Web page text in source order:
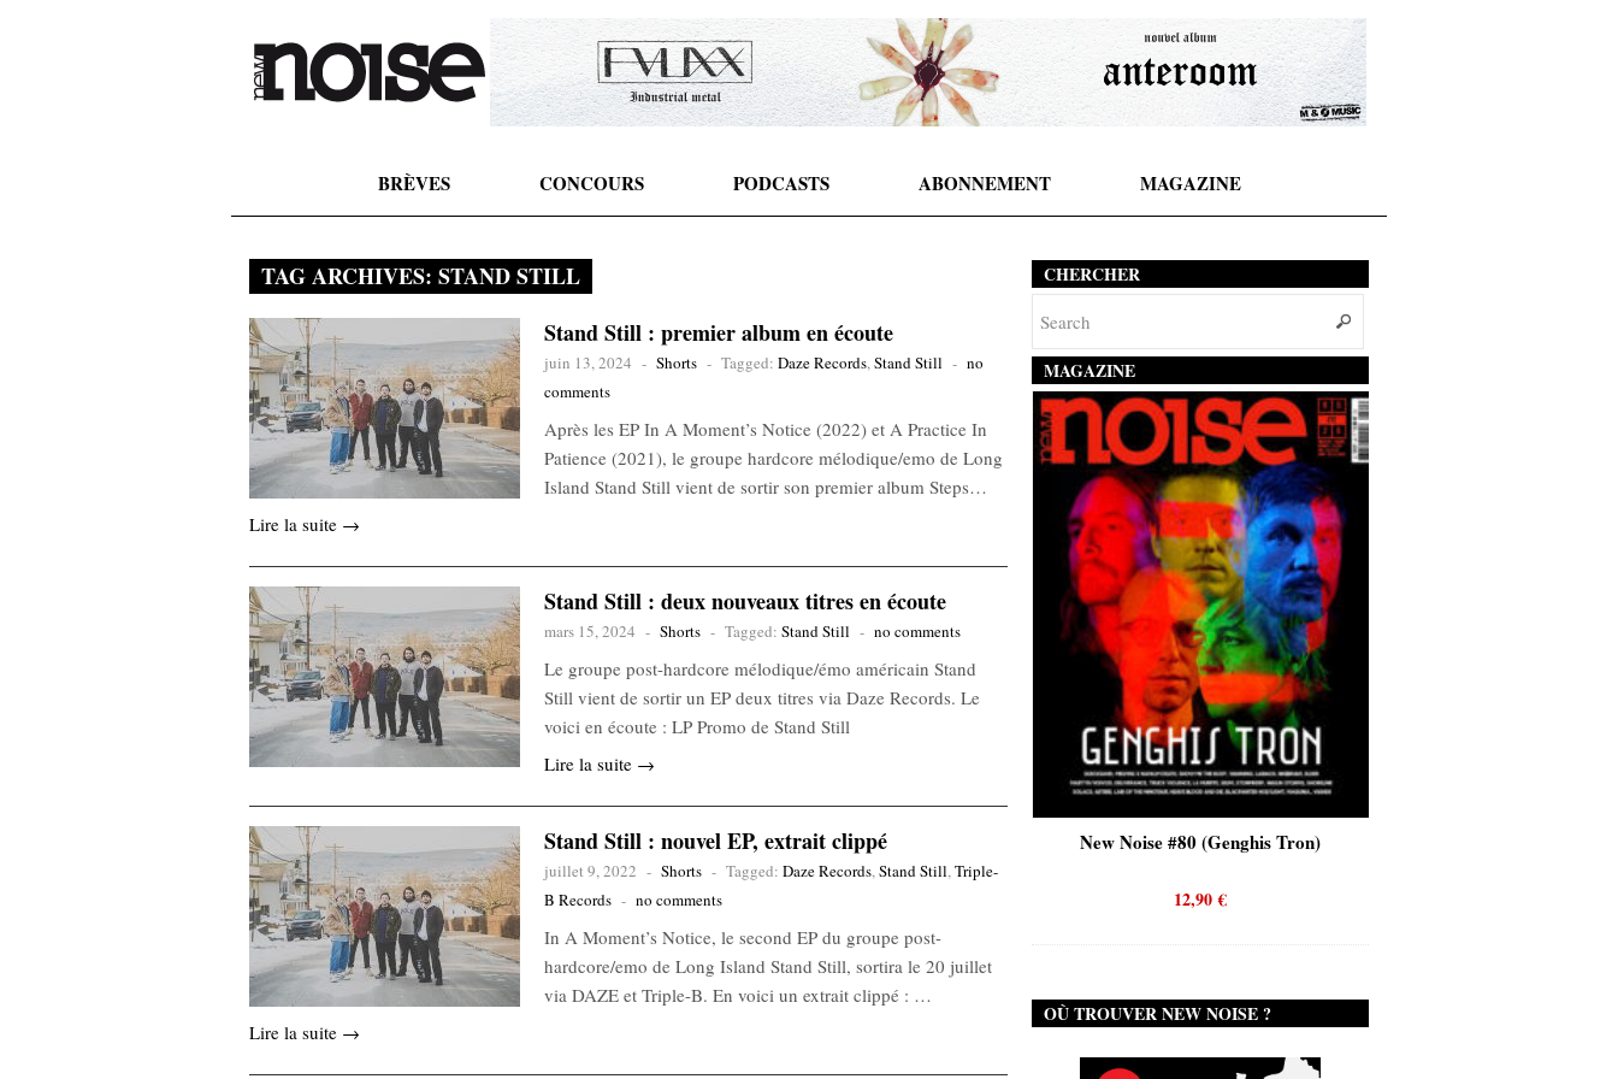
BRÈVES CONCOURS PODCASTS ABONNEMENT MAGAZINE
TAG ARCHIVES: STAND STILL
Stand Still : premier album en écoute
juin 13, 2024 - Shorts - Tagged: Daze Records,Stand Still - no
comments
Après les EP In A Moment’s Notice (2022) et A Practice In
Patience (2021), le groupe hardcore mélodique/emo de Long
Island Stand Still vient de sortir son premier album Steps…
Lire la suite →
Stand Still : deux nouveaux titres en écoute
mars 15, 2024 - Shorts - Tagged: Stand Still - no comments
Le groupe post-hardcore mélodique/émo américain Stand
Still vient de sortir un EP deux titres via Daze Records. Le
voici en écoute : LP Promo de Stand Still
Lire la suite →
Stand Still : nouvel EP, extrait clippé
juillet 9, 2022 - Shorts - Tagged: Daze Records,Stand Still,Triple-
B Records - no comments
In A Moment’s Notice, le second EP du groupe post-
hardcore/emo de Long Island Stand Still, sortira le 20 juillet
via DAZE et Triple-B. En voici un extrait clippé : …
Lire la suite →
CHERCHER
MAGAZINE
New Noise #79 (Neurosis) New Noise #80 (Genghis Tron)
12,90€
OÙ TROUVER NEW NOISE ?